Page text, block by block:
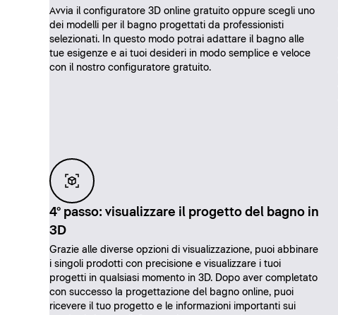
Avvia il configuratore 3D online gratuito oppure scegli uno
dei modelli per il bagno progettati da professionisti
selezionati. In questo modo potrai adattare il bagno alle
tue esigenze e ai tuoi desideri in modo semplice e veloce
con il nostro configuratore gratuito.
4° passo: visualizzare il progetto del bagno in
3D
Grazie alle diverse opzioni di visualizzazione, puoi abbinare
i singoli prodotti con precisione e visualizzare i tuoi
progetti in qualsiasi momento in 3D. Dopo aver completato
con successo la progettazione del bagno online, puoi
ricevere il tuo progetto e le informazioni importanti sui